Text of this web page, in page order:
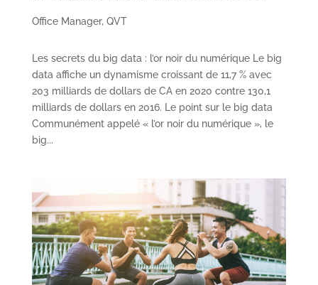
Office Manager, QVT
Les secrets du big data : l’or noir du numérique Le big
data affiche un dynamisme croissant de 11,7 % avec
203 milliards de dollars de CA en 2020 contre 130,1
milliards de dollars en 2016. Le point sur le big data
Communément appelé « l’or noir du numérique », le
big...